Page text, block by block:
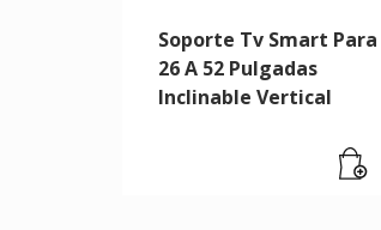
Soporte Tv Smart Para
26 A 52 Pulgadas
Inclinable Vertical